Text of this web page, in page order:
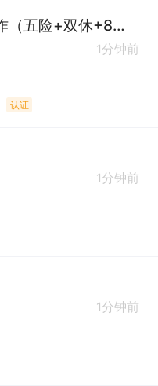
原创饰品工作室 上色与制作（五险+双休+8天年假+年终奖）
1分钟前
认证
1分钟前
1分钟前